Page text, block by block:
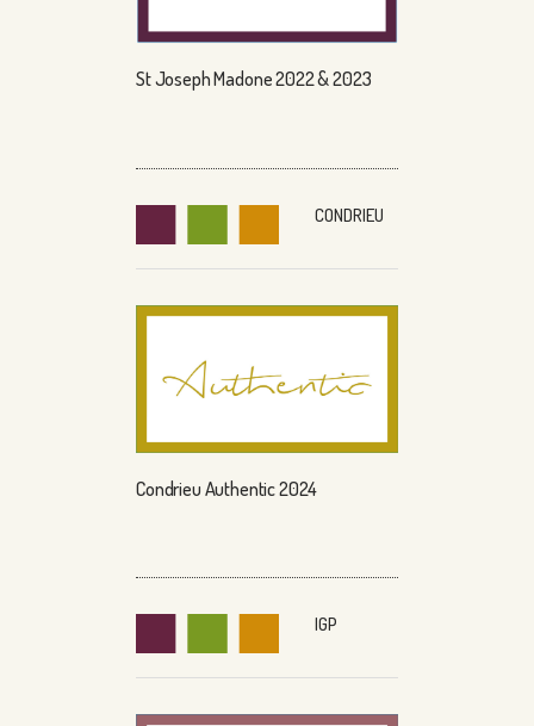
St Joseph Madone 2022 & 2023
CONDRIEU
Condrieu Authentic 2024
IGP